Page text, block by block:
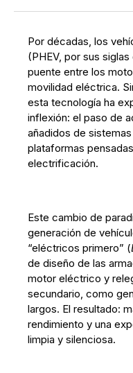
Facebook
Por décadas, los
(PHEV, por sus
puente entre los
movilidad eléctrica.
esta tecnología ha
inflexión: el paso de
añadidos de
plataformas
electrificación.
Este cambio de
generación de
“eléctricos primero” (
de diseño de las
motor eléctrico y
secundario, como
largos. El resultado:
rendimiento y una
limpia y silenciosa.